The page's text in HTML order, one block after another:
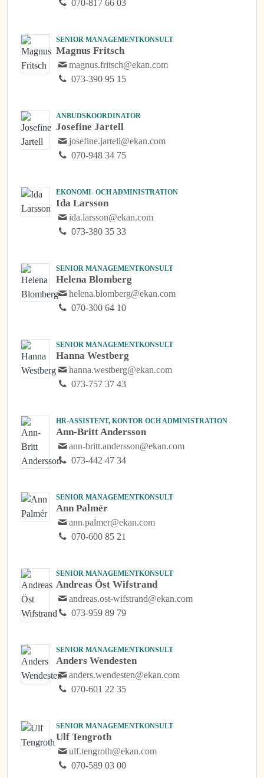
070-817 66 03
SENIOR MANAGEMENTKONSULT
Magnus Fritsch
magnus.fritsch@ekan.com
073-390 95 15
ANBUDSKOORDINATOR
Josefine Jartell
josefine.jartell@ekan.com
070-948 34 75
EKONOMI- OCH ADMINISTRATION
Ida Larsson
ida.larsson@ekan.com
073-380 35 33
SENIOR MANAGEMENTKONSULT
Helena Blomberg
helena.blomberg@ekan.com
070-300 64 10
SENIOR MANAGEMENTKONSULT
Hanna Westberg
hanna.westberg@ekan.com
073-757 37 43
HR-ASSISTENT, KONTOR OCH ADMINISTRATION
Ann-Britt Andersson
ann-britt.andersson@ekan.com
073-442 47 34
SENIOR MANAGEMENTKONSULT
Ann Palmér
ann.palmer@ekan.com
070-600 85 21
SENIOR MANAGEMENTKONSULT
Andreas Öst Wifstrand
andreas.ost-wifstrand@ekan.com
073-959 89 79
SENIOR MANAGEMENTKONSULT
Anders Wendesten
anders.wendesten@ekan.com
070-601 22 35
SENIOR MANAGEMENTKONSULT
Ulf Tengroth
ulf.tengroth@ekan.com
070-589 03 00